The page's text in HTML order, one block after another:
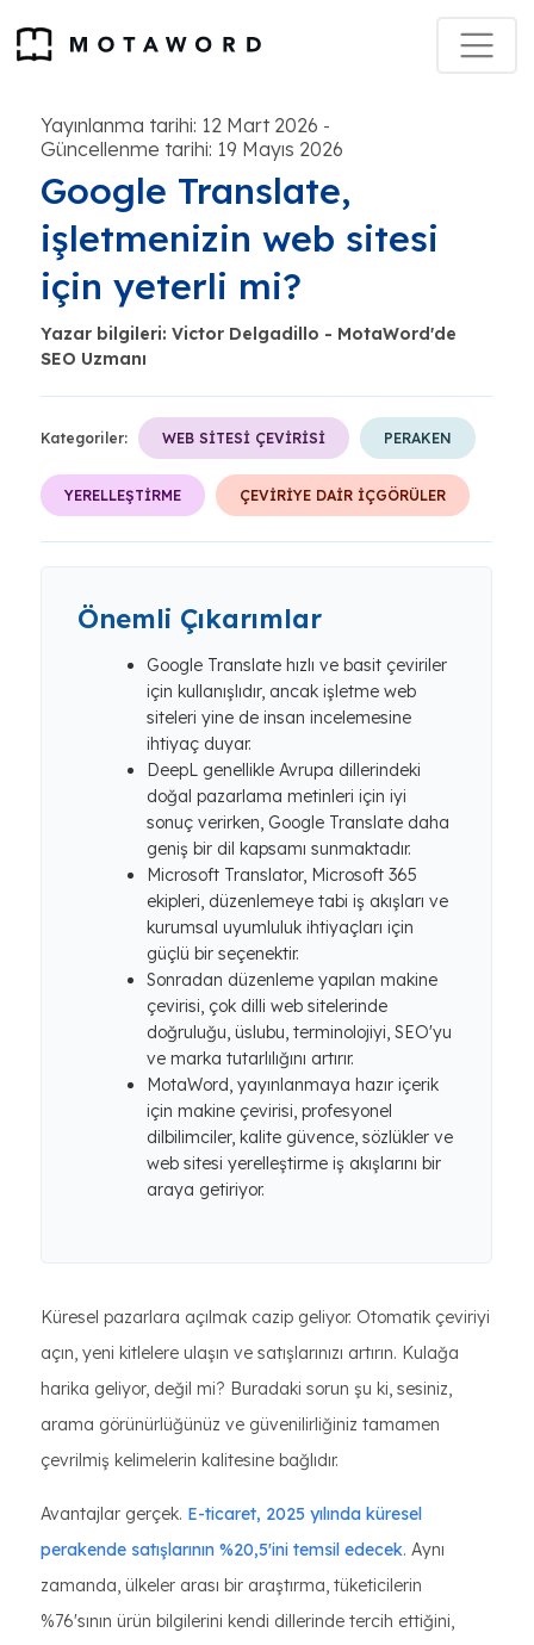
Yayınlanma tarihi: 12 Mart 2026 -
Güncellenme tarihi: 19 Mayıs 2026
Google Translate,
işletmenizin web sitesi
için yeterli mi?
Yazar bilgileri: Victor Delgadillo - MotaWord'de
SEO Uzmanı
Kategoriler: WEB SİTESİ ÇEVİRİSİ PERAKEN
YERELLEŞTİRME ÇEVİRİYE DAİR İÇGÖRÜLER
Önemli Çıkarımlar
Google Translate hızlı ve basit çeviriler
için kullanışlıdır, ancak işletme web
siteleri yine de insan incelemesine
ihtiyaç duyar.
DeepL genellikle Avrupa dillerindeki
doğal pazarlama metinleri için iyi
sonuç verirken, Google Translate daha
geniş bir dil kapsamı sunmaktadır.
Microsoft Translator, Microsoft 365
ekipleri, düzenlemeye tabi iş akışları ve
kurumsal uyumluluk ihtiyaçları için
güçlü bir seçenektir.
Sonradan düzenleme yapılan makine
çevirisi, çok dilli web sitelerinde
doğruluğu, üslubu, terminolojiyi, SEO'yu
ve marka tutarlılığını artırır.
MotaWord, yayınlanmaya hazır içerik
için makine çevirisi, profesyonel
dilbilimciler, kalite güvence, sözlükler ve
web sitesi yerelleştirme iş akışlarını bir
araya getiriyor.
Küresel pazarlara açılmak cazip geliyor. Otomatik çeviriyi
açın, yeni kitlelere ulaşın ve satışlarınızı artırın. Kulağa
harika geliyor, değil mi? Buradaki sorun şu ki, sesiniz,
arama görünürlüğünüz ve güvenilirliğiniz tamamen
çevrilmiş kelimelerin kalitesine bağlıdır.
Avantajlar gerçek. E-ticaret, 2025 yılında küresel
perakende satışlarının %20,5'ini temsil edecek. Aynı
zamanda, ülkeler arası bir araştırma, tüketicilerin
%76'sının ürün bilgilerini kendi dillerinde tercih ettiğini,